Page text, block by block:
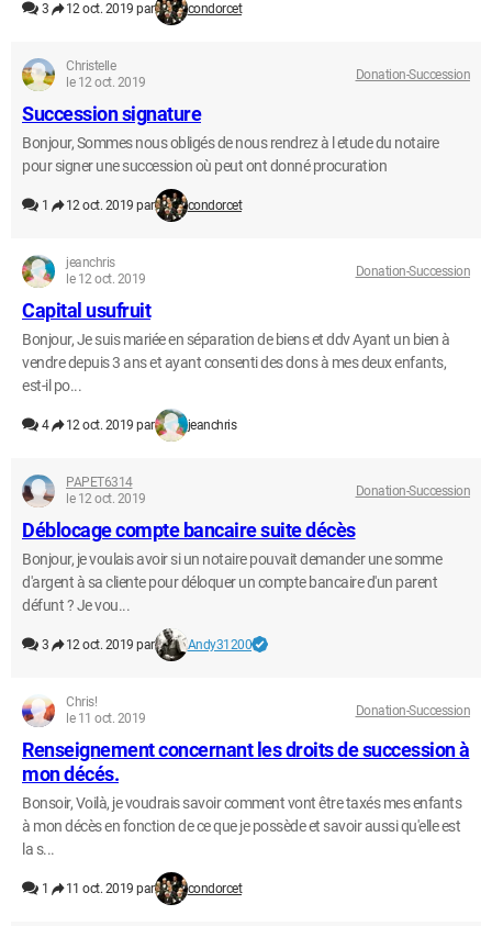
3 12 oct. 2019 par condorcet
Christelle
le 12 oct. 2019
Donation-Succession
Succession signature
Bonjour, Sommes nous obligés de nous rendrez à l etude du notaire
pour signer une succession où peut ont donné procuration
1 12 oct. 2019 par condorcet
jeanchris
le 12 oct. 2019
Donation-Succession
Capital usufruit
Bonjour, Je suis mariée en séparation de biens et ddv Ayant un bien à
vendre depuis 3 ans et ayant consenti des dons à mes deux enfants,
est-il po...
4 12 oct. 2019 par jeanchris
PAPET6314
le 12 oct. 2019
Donation-Succession
Déblocage compte bancaire suite décès
Bonjour, je voulais avoir si un notaire pouvait demander une somme
d'argent à sa cliente pour déloquer un compte bancaire d'un parent
défunt ? Je vou...
3 12 oct. 2019 par Andy31200
Chris!
le 11 oct. 2019
Donation-Succession
Renseignement concernant les droits de succession à
mon décés.
Bonsoir, Voilà, je voudrais savoir comment vont être taxés mes enfants
à mon décès en fonction de ce que je possède et savoir aussi qu'elle est
la s...
1 11 oct. 2019 par condorcet